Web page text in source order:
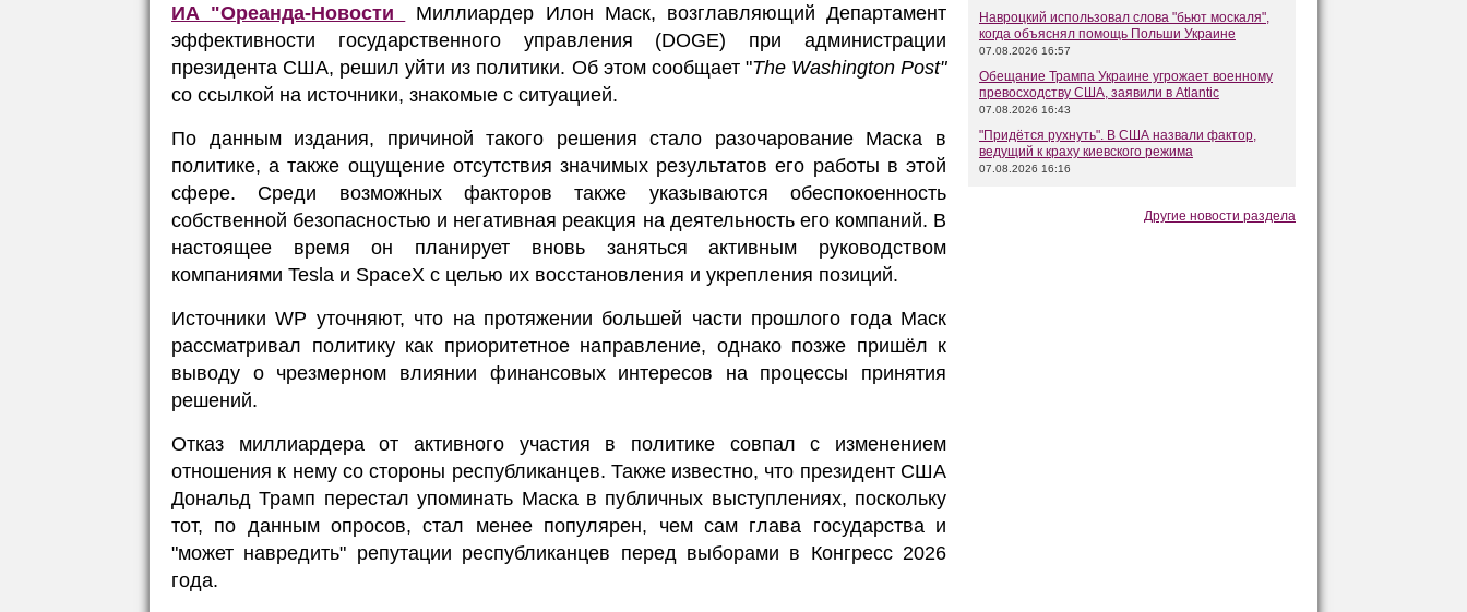
ИА "Ореанда-Новости
Миллиардер Илон Маск, возглавляющий Департамент
эффективности государственного управления (DOGE) при администрации
президента США, решил уйти из политики. Об этом сообщает "The Washington Post"
со ссылкой на источники, знакомые с ситуацией.
По данным издания, причиной такого решения стало разочарование Маска в
политике, а также ощущение отсутствия значимых результатов его работы в этой
сфере. Среди возможных факторов также указываются обеспокоенность
собственной безопасностью и негативная реакция на деятельность его компаний. В
настоящее время он планирует вновь заняться активным руководством
компаниями Tesla и SpaceX с целью их восстановления и укрепления позиций.
Источники WP уточняют, что на протяжении большей части прошлого года Маск
рассматривал политику как приоритетное направление, однако позже пришёл к
выводу о чрезмерном влиянии финансовых интересов на процессы принятия
решений.
Отказ миллиардера от активного участия в политике совпал с изменением
отношения к нему со стороны республиканцев. Также известно, что президент США
Дональд Трамп перестал упоминать Маска в публичных выступлениях, поскольку
тот, по данным опросов, стал менее популярен, чем сам глава государства и
"может навредить" репутации республиканцев перед выборами в Конгресс 2026
года.
Навроцкий использовал слова "бьют москаля",
когда объяснял помощь Польши Украине
07.08.2026 16:57
Обещание Трампа Украине угрожает военному
превосходству США, заявили в Atlantic
07.08.2026 16:43
"Придётся рухнуть". В США назвали фактор,
ведущий к краху киевского режима
07.08.2026 16:16
Другие новости раздела